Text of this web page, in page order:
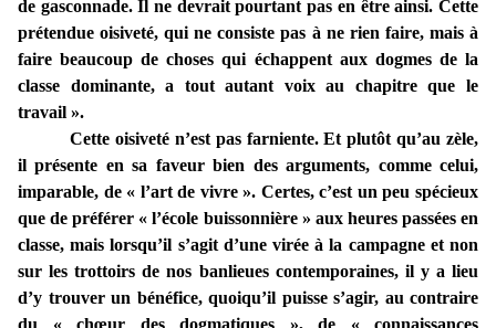
de gasconnade. Il ne devrait pourtant pas en être ainsi. Cette
prétendue oisiveté, qui ne consiste pas à ne rien faire, mais à
faire beaucoup de choses qui échappent aux dogmes de la
classe dominante, a tout autant voix au chapitre que le
travail ».
Cette oisiveté n’est pas farniente. Et plutôt qu’au zèle,
il présente en sa faveur bien des arguments, comme celui,
imparable, de « l’art de vivre ». Certes, c’est un peu spécieux
que de préférer « l’école buissonnière » aux heures passées en
classe, mais lorsqu’il s’agit d’une virée à la campagne et non
sur les trottoirs de nos banlieues contemporaines, il y a lieu
d’y trouver un bénéfice, quoiqu’il puisse s’agir, au contraire